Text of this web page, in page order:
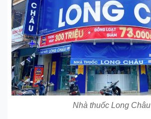
Nhà thuốc Long Châu